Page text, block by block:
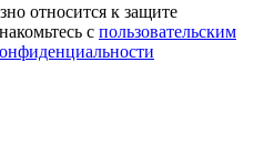
относится к защите
с пользовательским